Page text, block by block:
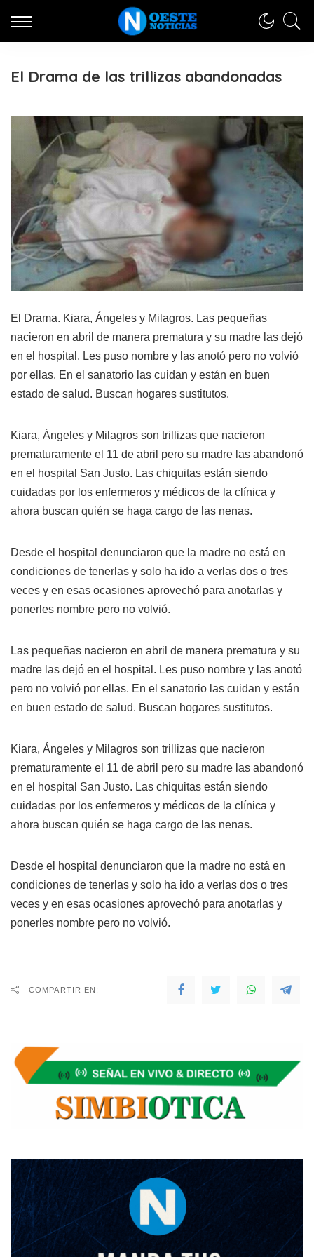
El Drama de las trillizas abandonadas
El Drama. Kiara, Ángeles y Milagros. Las pequeñas
nacieron en abril de manera prematura y su madre las dejó
en el hospital. Les puso nombre y las anotó pero no volvió
por ellas. En el sanatorio las cuidan y están en buen
estado de salud. Buscan hogares sustitutos.
Kiara, Ángeles y Milagros son trillizas que nacieron
prematuramente el 11 de abril pero su madre las abandonó
en el hospital San Justo. Las chiquitas están siendo
cuidadas por los enfermeros y médicos de la clínica y
ahora buscan quién se haga cargo de las nenas.
Desde el hospital denunciaron que la madre no está en
condiciones de tenerlas y solo ha ido a verlas dos o tres
veces y en esas ocasiones aprovechó para anotarlas y
ponerles nombre pero no volvió.
Las pequeñas nacieron en abril de manera prematura y su
madre las dejó en el hospital. Les puso nombre y las anotó
pero no volvió por ellas. En el sanatorio las cuidan y están
en buen estado de salud. Buscan hogares sustitutos.
Kiara, Ángeles y Milagros son trillizas que nacieron
prematuramente el 11 de abril pero su madre las abandonó
en el hospital San Justo. Las chiquitas están siendo
cuidadas por los enfermeros y médicos de la clínica y
ahora buscan quién se haga cargo de las nenas.
Desde el hospital denunciaron que la madre no está en
condiciones de tenerlas y solo ha ido a verlas dos o tres
veces y en esas ocasiones aprovechó para anotarlas y
ponerles nombre pero no volvió.
COMPARTIR EN: